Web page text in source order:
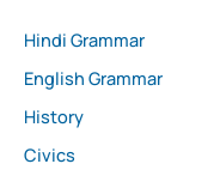
Hindi Grammar
English Grammar
History
Civics